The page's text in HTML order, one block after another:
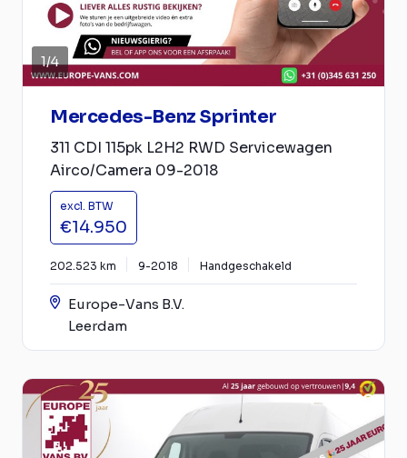
1/4
Mercedes-Benz Sprinter
311 CDI 115pk L2H2 RWD Servicewagen
Airco/Camera 09-2018
excl. BTW
€14.950
202.523 km 9-2018 Handgeschakeld
Europe-Vans B.V.
Leerdam